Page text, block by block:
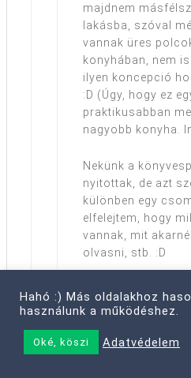
majdnem
lakásba, szóval
vannak üres
konyhában, nem
ilyen koncepció
:D (Úgy, hogy ez
praktikusabban
nagyobb konyha.
Nekünk a
nyitottak, de azt
különben egy
elfelejtem, hogy
vannak, mit
olvasni, stb. :D
Hahó :) Más oldalakhoz
használunk a működéshez.
Oké, köszi Adatvédelem